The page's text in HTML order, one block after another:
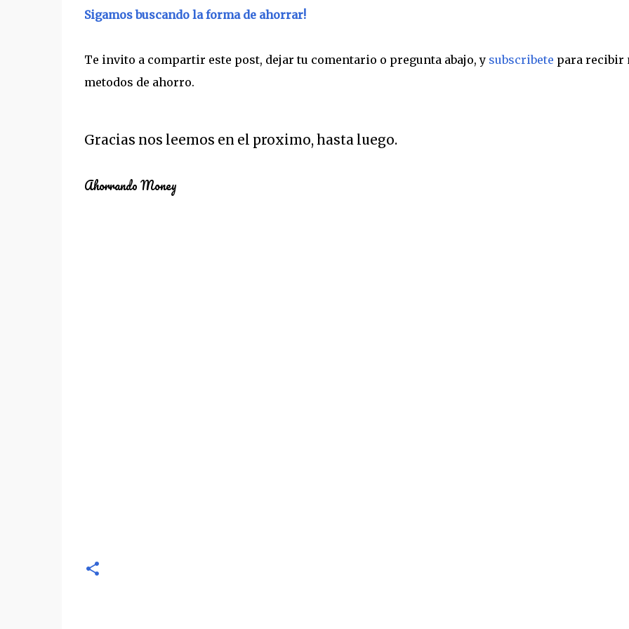
Sigamos buscando la forma de ahorrar!
Te invito a compartir este post, dejar tu comentario o pregunta abajo, y subscribete para recibir
metodos de ahorro.
Gracias nos leemos en el proximo, hasta luego.
Ahorrando Money